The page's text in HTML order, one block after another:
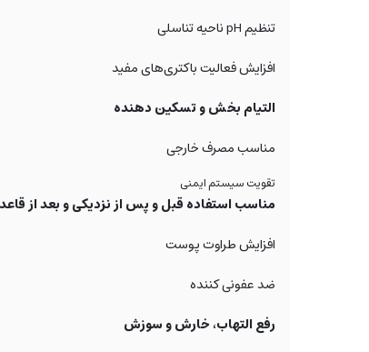
تنظیم pH ناحیه تناسلی
افزایش فعالیت باکتری‌های مفید
التیام بخش و تسکین دهنده
مناسب مصرف خارجی
تقویت سیستم ایمنی
مناسب استفاده قبل و پس از نزدیکی و بعد از
افزایش طراوت پوست
ضد عفونی کننده
رفع التهاب، خارش و سوزش